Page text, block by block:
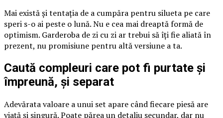
Mai există și tentația de a cumpăra pentru silueta pe care
speri s-o ai peste o lună. Nu e cea mai dreaptă formă de
optimism. Garderoba de zi cu zi ar trebui să îți fie aliată în
prezent, nu promisiune pentru altă versiune a ta.
Caută compleuri care pot fi purtate și
împreună, și separat
Adevărata valoare a unui set apare când fiecare piesă are
viață și singură. Poate părea un detaliu secundar, dar nu